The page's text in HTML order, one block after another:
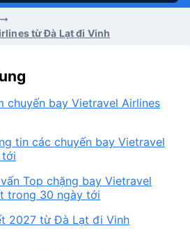
từ Đà Lạt đi Vinh
chuyến bay Vietravel Airlines
tin các chuyến bay Vietravel
tới
Top chặng bay Vietravel
trong 30 ngày tới
2027 từ Đà Lạt đi Vinh